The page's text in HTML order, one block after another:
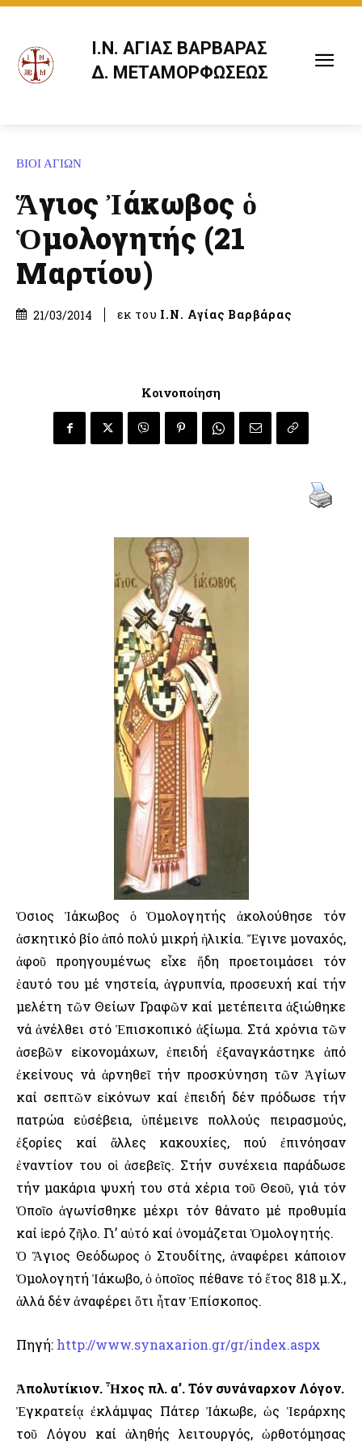
Ι.Ν. ΑΓΙΑΣ ΒΑΡΒΑΡΑΣ
Δ. ΜΕΤΑΜΟΡΦΩΣΕΩΣ
ΒΙΟΙ ΑΓΙΩΝ
Ἅγιος Ἰάκωβος ὁ
Ὁμολογητής (21
Μαρτίου)
21/03/2014 εκ του Ι.Ν. Αγίας Βαρβάρας
Κοινοποίηση
ὉὍσιος Ἰάκωβος ὁ Ὁμολογητής ἀκολούθησε τόν
ἀσκητικό βίο ἀπό πολύ μικρή ἡλικία. Ἔγινε μοναχός,
ἀφοῦ προηγουμένως εἶχε ἤδη προετοιμάσει τόν
ἑαυτό του μέ νηστεία, ἀγρυπνία, προσευχή καί τήν
μελέτη τῶν Θείων Γραφῶν καί μετέπειτα ἀξιώθηκε
νά ἀνέλθει στό Ἐπισκοπικό ἀξίωμα. Στά χρόνια τῶν
ἀσεβῶν εἰκονομάχων, ἐπειδή ἐξαναγκάστηκε ἀπό
ἐκείνους νά ἀρνηθεῖ τήν προσκύνηση τῶν Ἁγίων
καί σεπτῶν εἰκόνων καί ἐπειδή δέν πρόδωσε τήν
πατρώα εὐσέβεια, ὑπέμεινε πολλούς πειρασμούς,
ἐξορίες καί ἄλλες κακουχίες, πού ἐπινόησαν
ἐναντίον του οἱ ἀσεβεῖς. Στήν συνέχεια παράδωσε
τήν μακάρια ψυχή του στά χέρια τοῦ Θεοῦ, γιά τόν
Ὁποῖο ἀγωνίσθηκε μέχρι τόν θάνατο μέ προθυμία
καί ἱερό ζῆλο. Γι’ αὐτό καί ὀνομάζεται Ὁμολογητής.
Ὁ Ἅγιος Θεόδωρος ὁ Στουδίτης, ἀναφέρει κάποιον
Ὁμολογητή Ἰάκωβο, ὁ ὁποῖος πέθανε τό ἔτος 818 μ.Χ.,
ἀλλά δέν ἀναφέρει ὅτι ἦταν Ἐπίσκοπος.
Πηγή: http://www.synaxarion.gr/gr/index.aspx
Ἀπολυτίκιον. Ἦχος πλ. α’. Τόν συνάναρχον Λόγον.
Ἐγκρατείᾳ ἐκλάμψας Πάτερ Ἰάκωβε, ὡς Ἱεράρχης
τοῦ Λόγου καί ἀληθής λειτουργός, ὠρθοτόμησας